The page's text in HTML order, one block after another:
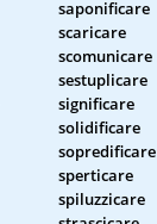
saponificare
scaricare
scomunicare
sestuplicare
significare
solidificare
sopredificare
sperticare
spiluzzicare